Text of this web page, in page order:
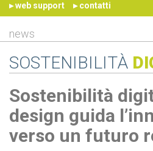
▸ web support ▸ contatti
news
SOSTENIBILITÀ
Sostenibilità
design guida
verso un futuro